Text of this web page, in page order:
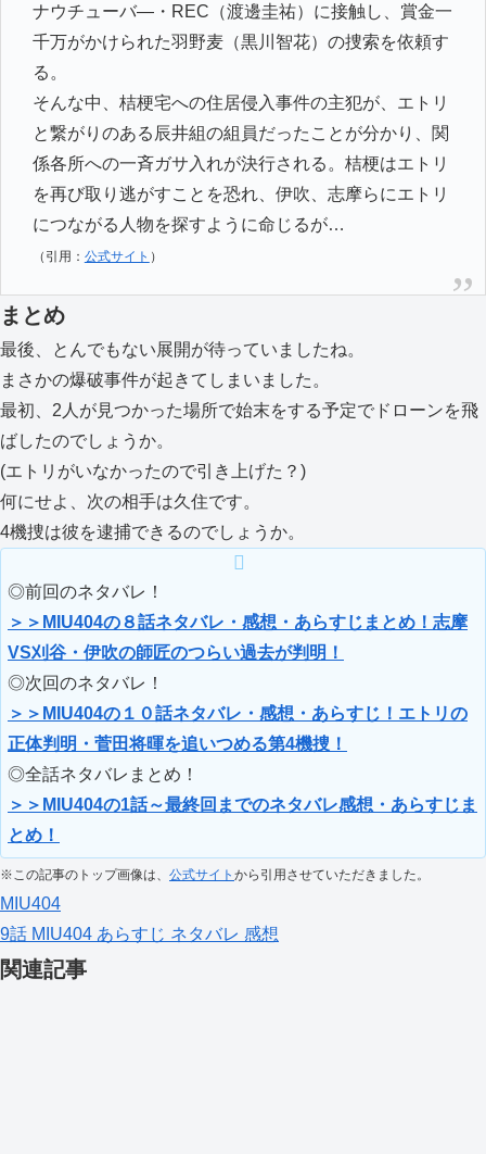
ナウチューバ―・REC（渡邊圭祐）に接触し、賞金一
千万がかけられた羽野麦（黒川智花）の捜索を依頼す
る。
そんな中、桔梗宅への住居侵入事件の主犯が、エトリ
と繋がりのある辰井組の組員だったことが分かり、関
係各所への一斉ガサ入れが決行される。桔梗はエトリ
を再び取り逃がすことを恐れ、伊吹、志摩らにエトリ
につながる人物を探すように命じるが…
（引用： 公式サイト ）
まとめ
最後、とんでもない展開が待っていましたね。
まさかの爆破事件が起きてしまいました。
最初、2人が見つかった場所で始末をする予定でドローンを飛
ばしたのでしょうか。
(エトリがいなかったので引き上げた？)
何にせよ、次の相手は久住です。
4機捜は彼を逮捕できるのでしょうか。
◎前回のネタバレ！
＞＞MIU404の８話ネタバレ・感想・あらすじまとめ！志摩
VS刈谷・伊吹の師匠のつらい過去が判明！
◎次回のネタバレ！
＞＞MIU404の１０話ネタバレ・感想・あらすじ！エトリの
正体判明・菅田将暉を追いつめる第4機捜！
◎全話ネタバレまとめ！
＞＞MIU404の1話～最終回までのネタバレ感想・あらすじま
とめ！
※この記事のトップ画像は、 公式サイト から引用させていただきました。
MIU404
9話 MIU404 あらすじ ネタバレ 感想
関連記事